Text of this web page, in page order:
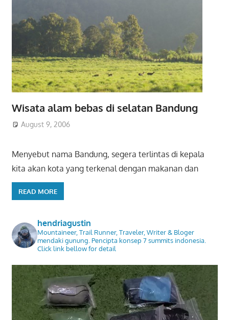
Wisata alam bebas di selatan Bandung
August 9, 2006
Menyebut nama Bandung, segera terlintas di kepala
kita akan kota yang terkenal dengan makanan dan
READ MORE
hendriagustin
Mountaineer, Trail Runner, Traveler, Writer & Bloger
mendaki gunung. Pencipta konsep 7 summits indonesia.
Click link bellow for detail